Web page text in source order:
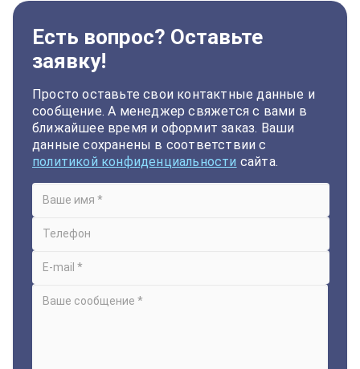
Есть вопрос? Оставьте
заявку!
Просто оставьте свои контактные данные и
сообщение. А менеджер свяжется с вами в
ближайшее время и оформит заказ. Ваши
данные сохранены в соответствии с
политикой конфиденциальности сайта.